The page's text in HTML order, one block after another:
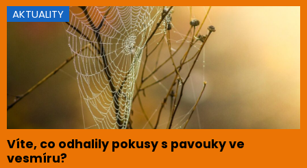
AKTUALITY
Víte, co odhalily pokusy s pavouky ve
vesmíru?